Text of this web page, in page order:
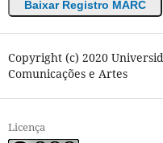
Baixar Registro MARC
Copyright (c) 2020
Comunicações e Artes
Licença